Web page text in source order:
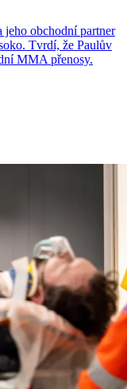
jeho obchodní partner
Tvrdí, že Paulův
MMA přenosy.